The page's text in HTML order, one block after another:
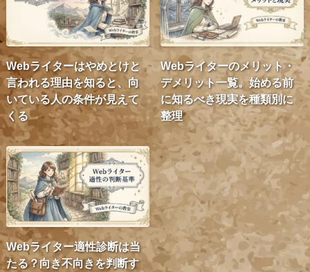
Webライターはやめとけと
言われる理由を知ると、向
いている人の条件が見えて
くる
Webライターのメリット・
デメリット一覧。始める前
に知るべき現実を種類別に
整理
Webライター適性診断は当
たる？向き不向きを判断す